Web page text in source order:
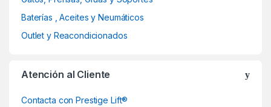
Baterías , Aceites y Neumáticos
Outlet y Reacondicionados
Atención al Cliente
Contacta con Prestige Lift®